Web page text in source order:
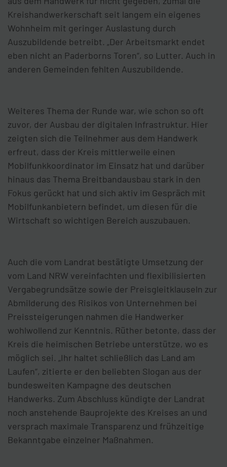
Kreishandwerkerschaft seit langem ein eigenes
Wohnheim mit geringer Auslastung durch
Auszubildende betreibt. „Der Arbeitsmarkt endet
eben nicht an Paderborns Toren“, so Lutter. Auch in
anderen Gemeinden fehlten Auszubildende.
Weiteres Thema der Runde war, wie schon so oft
zuvor, der Ausbau der digitalen Infrastruktur. Hier
zeigten sich die Teilnehmer aus dem Handwerk
erfreut, dass der Kreis mittlerweile einen
Mobilfunkkoordinator im Einsatz hat und darüber
hinaus das Thema Breitbandausbau stark in den
Fokus gerückt hat und sich aktiv im Gespräch mit
Mobilfunkanbietern befindet, um diesen für die
Wirtschaft so wichtigen Bereich auszubauen.
Auch die vom Landrat bestätigte Umsetzung der
vom Land NRW vereinfachten und flexibilisierten
Vergabegrundsätze sowie der Preisgleitklauseln zur
Abmilderung des Risikos von Unternehmen bei
Preissteigerungen nahmen die Handwerker
wohlwollend zur Kenntnis. Rüther betonte, dass der
Kreis die heimischen Betriebe unterstütze, wo es
möglich sei. „Ihr haltet schließlich das Land am
Laufen“, zitierte er den beliebten Slogan aus der
bundesweiten Kampagne des deutschen
Handwerks. Zum Abschluss kündigte der Landrat
noch anstehende Bauprojekte des Kreises an und
versprach maximale Transparenz und frühzeitige
Bekanntgabe einzelner Maßnahmen.